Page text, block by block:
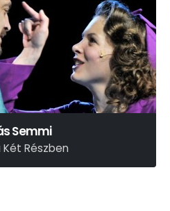
Semmi
Részben
Imre-Békeffi István